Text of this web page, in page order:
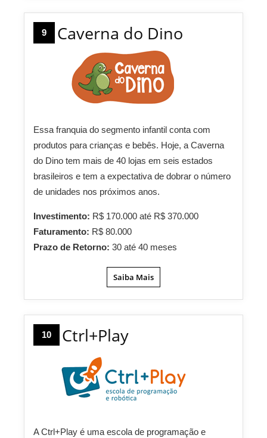
9 Caverna do Dino
Essa franquia do segmento infantil conta com
produtos para crianças e bebês. Hoje, a Caverna
do Dino tem mais de 40 lojas em seis estados
brasileiros e tem a expectativa de dobrar o número
de unidades nos próximos anos.
Investimento: R$ 170.000 até R$ 370.000
Faturamento: R$ 80.000
Prazo de Retorno: 30 até 40 meses
Saiba Mais
10 Ctrl+Play
A Ctrl+Play é uma escola de programação e